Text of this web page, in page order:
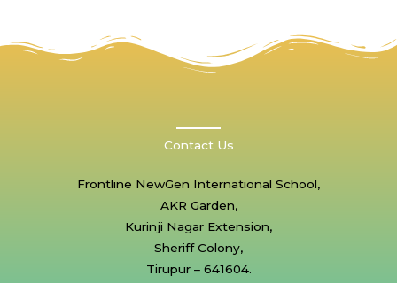
Contact Us
Frontline NewGen International School,
AKR Garden,
Kurinji Nagar Extension,
Sheriff Colony,
Tirupur – 641604.